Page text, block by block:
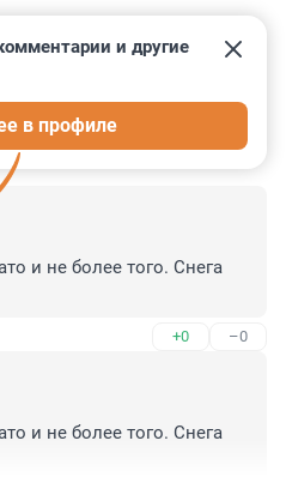
и другие
в профиле
и не более того. Снега
+0 –0
и не более того. Снега